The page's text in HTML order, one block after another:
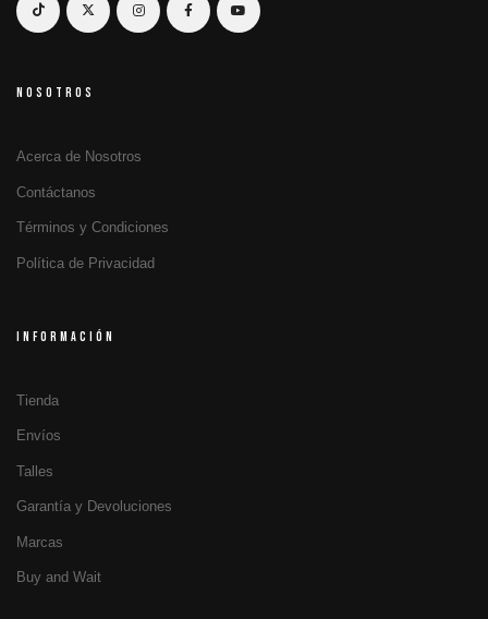
NOSOTROS
Acerca de Nosotros
Contáctanos
Términos y Condiciones
Política de Privacidad
INFORMACIÓN
Tienda
Envíos
Talles
Garantía y Devoluciones
Marcas
Buy and Wait